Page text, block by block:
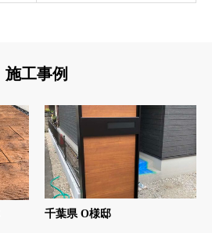
施工事例
千葉県 O様邸